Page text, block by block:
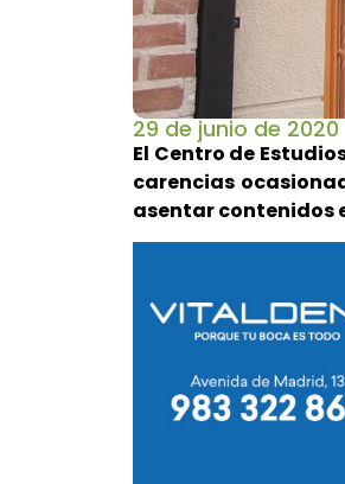
29 de junio de 2020
El Centro de
carencias
asentar contenidos